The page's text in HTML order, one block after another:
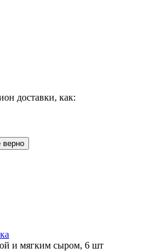
доставки, как:
верно
и мягким сыром, 6 шт